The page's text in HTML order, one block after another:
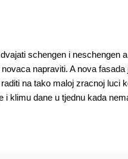
schengen i neschengen
napraviti. A nova
na tako maloj zracnoj luci
klimu dane u tjednu kada